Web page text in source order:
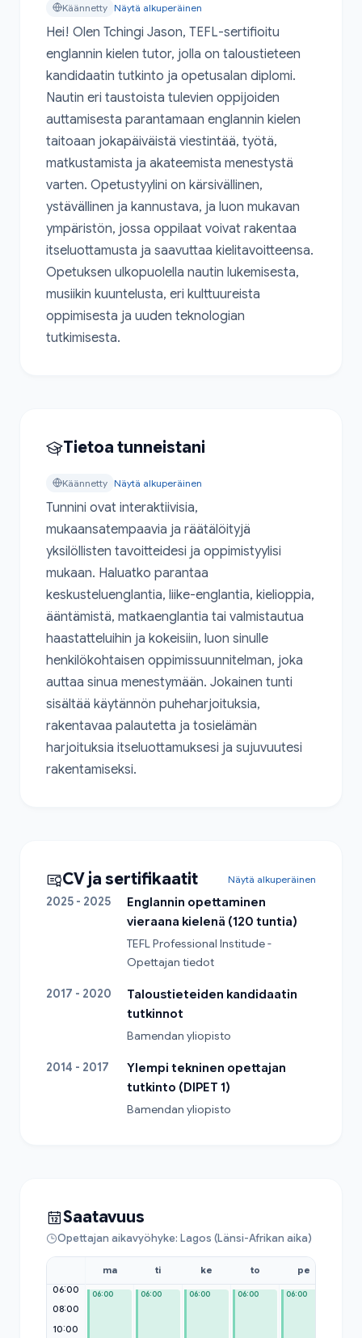
Käännetty Näytä alkuperäinen
Hei! Olen Tchingi Jason, TEFL-sertifioitu
englannin kielen tutor, jolla on taloustieteen
kandidaatin tutkinto ja opetusalan diplomi.
Nautin eri taustoista tulevien oppijoiden
auttamisesta parantamaan englannin kielen
taitoaan jokapäiväistä viestintää, työtä,
matkustamista ja akateemista menestystä
varten. Opetustyylini on kärsivällinen,
ystävällinen ja kannustava, ja luon mukavan
ympäristön, jossa oppilaat voivat rakentaa
itseluottamusta ja saavuttaa kielitavoitteensa.
Opetuksen ulkopuolella nautin lukemisesta,
musiikin kuuntelusta, eri kulttuureista
oppimisesta ja uuden teknologian
tutkimisesta.
Tietoa tunneistani
Käännetty Näytä alkuperäinen
Tunnini ovat interaktiivisia,
mukaansatempaavia ja räätälöityjä
yksilöllisten tavoitteidesi ja oppimistyylisi
mukaan. Haluatko parantaa
keskusteluenglantia, liike-englantia, kielioppia,
ääntämistä, matkaenglantia tai valmistautua
haastatteluihin ja kokeisiin, luon sinulle
henkilökohtaisen oppimissuunnitelman, joka
auttaa sinua menestymään. Jokainen tunti
sisältää käytännön puheharjoituksia,
rakentavaa palautetta ja tosielämän
harjoituksia itseluottamuksesi ja sujuvuutesi
rakentamiseksi.
CV ja sertifikaatit Näytä alkuperäinen
2025 - 2025
Englannin opettaminen
vieraana kielenä (120 tuntia)
TEFL Professional Institude -
Opettajan tiedot
2017 - 2020
Taloustieteiden kandidaatin
tutkinnot
Bamendan yliopisto
2014 - 2017
Ylempi tekninen opettajan
tutkinto (DIPET 1)
Bamendan yliopisto
Saatavuus
Opettajan aikavyöhyke: Lagos (Länsi-Afrikan aika)
06:00
08:00
10:00
ma
06:00
ti
06:00
ke
06:00
to
06:00
pe
06:00